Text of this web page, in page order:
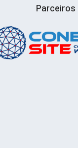
Parceiros